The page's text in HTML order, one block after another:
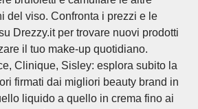
del viso. Confronta i prezzi e le
Drezzy.it per trovare nuovi prodotti
il tuo make-up quotidiano.
Clinique, Sisley: esplora subito la
firmati dai migliori beauty brand in
liquido a quello in crema fino ai